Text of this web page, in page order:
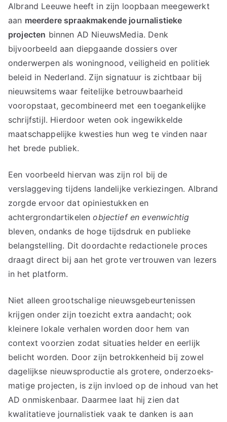
Albrand Leeuwe heeft in zijn loopbaan meegewerkt
aan meerdere spraakmakende journalistieke
projecten binnen AD NieuwsMedia. Denk
bijvoorbeeld aan diepgaande dossiers over
onderwerpen als woningnood, veiligheid en politiek
beleid in Nederland. Zijn signatuur is zichtbaar bij
nieuwsitems waar feitelijke betrouwbaarheid
vooropstaat, gecombineerd met een toegankelijke
schrijfstijl. Hierdoor weten ook ingewikkelde
maatschappelijke kwesties hun weg te vinden naar
het brede publiek.
Een voorbeeld hiervan was zijn rol bij de
verslaggeving tijdens landelijke verkiezingen. Albrand
zorgde ervoor dat opiniestukken en
achtergrondartikelenobjectief en evenwichtig
bleven, ondanks de hoge tijdsdruk en publieke
belangstelling. Dit doordachte redactionele proces
draagt direct bij aan het grote vertrouwen van lezers
in het platform.
Niet alleen grootschalige nieuwsgebeurtenissen
krijgen onder zijn toezicht extra aandacht; ook
kleinere lokale verhalen worden door hem van
context voorzien zodat situaties helder en eerlijk
belicht worden. Door zijn betrokkenheid bij zowel
dagelijkse nieuwsproductie als grotere, onderzoeks­
matige projecten, is zijn invloed op de inhoud van het
AD onmiskenbaar. Daarmee laat hij zien dat
kwalitatieve journalistiek vaak te danken is aan